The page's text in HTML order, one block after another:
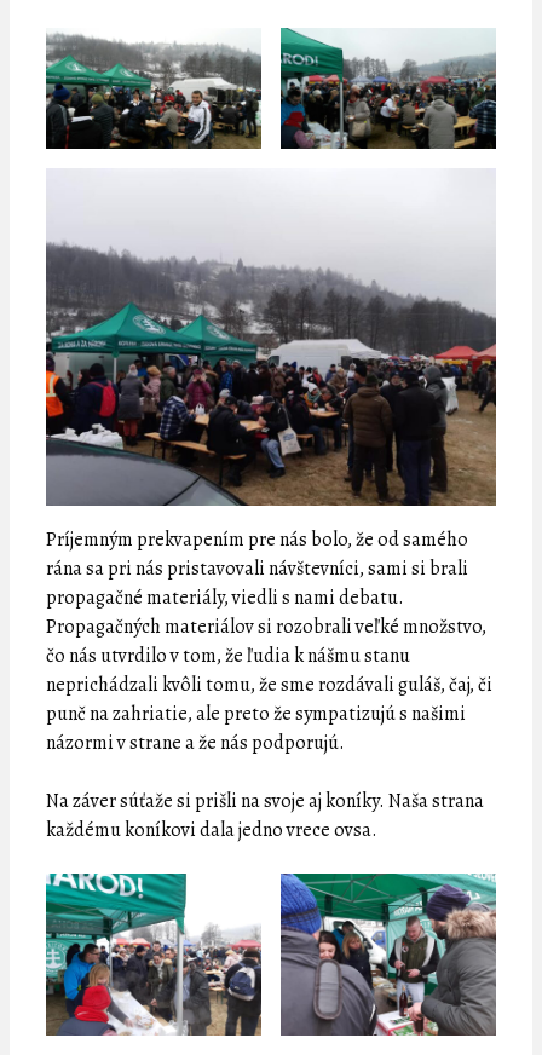
Príjemným prekvapením pre nás bolo, že od samého
rána sa pri nás pristavovali návštevníci, sami si brali
propagačné materiály, viedli s nami debatu.
Propagačných materiálov si rozobrali veľké množstvo,
čo nás utvrdilo v tom, že ľudia k nášmu stanu
neprichádzali kvôli tomu, že sme rozdávali guláš, čaj, či
punč na zahriatie, ale preto že sympatizujú s našimi
názormi v strane a že nás podporujú.
Na záver súťaže si prišli na svoje aj koníky. Naša strana
každému koníkovi dala jedno vrece ovsa.